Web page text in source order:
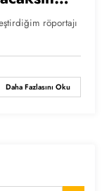
röportajı
Daha Fazlasını Oku